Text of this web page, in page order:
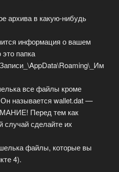
архива в какую-нибудь
информация о вашем
папка
все файлы кроме
называется wallet.dat —
Перед тем как
случай сделайте их
файлы, которые вы
4).